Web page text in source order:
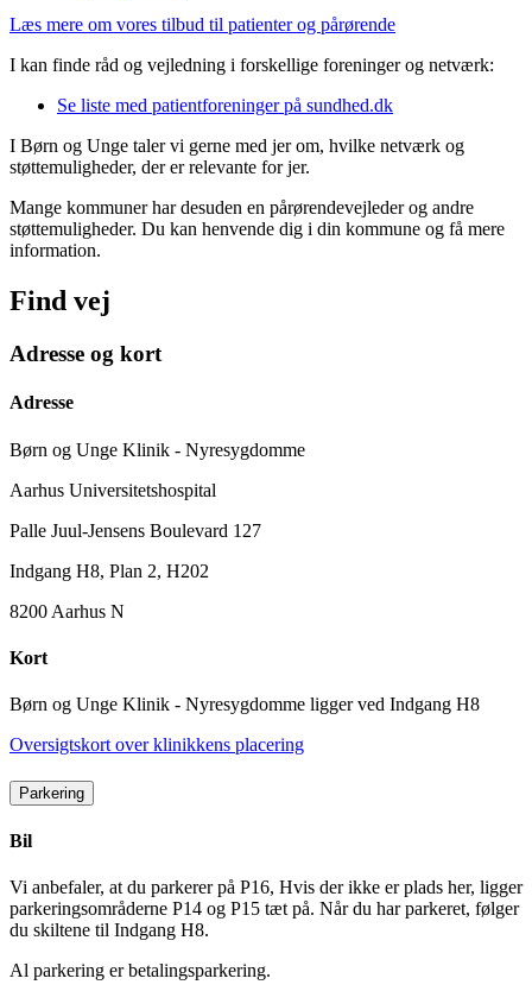
Læs mere om vores tilbud til patienter og pårørende
I kan finde råd og vejledning i forskellige foreninger og netværk:
Se liste med patientforeninger på sundhed.dk
I Børn og Unge taler vi gerne med jer om, hvilke netværk og
støttemuligheder, der er relevante for jer.
Mange kommuner har desuden en pårørendevejleder og andre
støttemuligheder. Du kan henvende dig i din kommune og få mere
information.
Find vej
Adresse og kort
Adresse
Børn og Unge Klinik - Nyresygdomme
Aarhus Universitetshospital
Palle Juul-Jensens Boulevard 127
Indgang H8, Plan 2, H202
8200 Aarhus N
Kort
Børn og Unge Klinik - Nyresygdomme ligger ved Indgang H8
Oversigtskort over klinikkens placering
Parkering
Bil
Vi anbefaler, at du parkerer på P16, Hvis der ikke er plads her, ligger
parkeringsområderne P14 og P15 tæt på. Når du har parkeret, følger
du skiltene til Indgang H8.
Al parkering er betalingsparkering.